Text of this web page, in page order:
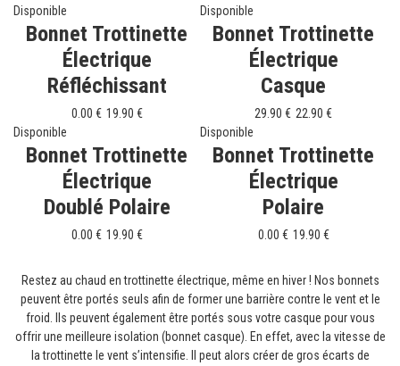
Disponible
Bonnet Trottinette
Électrique
Réfléchissant
0.00 € 19.90 €
Disponible
Bonnet Trottinette
Électrique
Casque
29.90 € 22.90 €
Disponible
Bonnet Trottinette
Électrique
Doublé Polaire
0.00 € 19.90 €
Disponible
Bonnet Trottinette
Électrique
Polaire
0.00 € 19.90 €
Restez au chaud en trottinette électrique, même en hiver ! Nos bonnets
peuvent être portés seuls afin de former une barrière contre le vent et le
froid. Ils peuvent également être portés sous votre casque pour vous
offrir une meilleure isolation (bonnet casque). En effet, avec la vitesse de
la trottinette le vent s’intensifie. Il peut alors créer de gros écarts de